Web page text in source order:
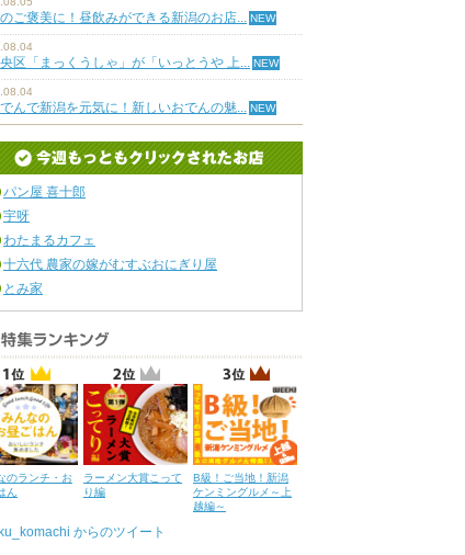
ご褒美に！昼飲みができる新潟のお店...
区「まっくうしゃ」が「いっとうや 上...
んで新潟を元気に！新しいおでんの魅...
パン屋 喜十郎
宇呀
わたまるカフェ
十六代 農家の嫁がむすぶおにぎり屋
とみ家
のランチ・お
ん
ラーメン大賞こって
り編
B級！ご当地！新潟
ケンミングルメ～上
越編～
からのツイート